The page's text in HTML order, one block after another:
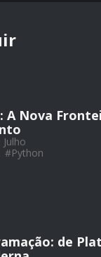
A Nova
#Python
de